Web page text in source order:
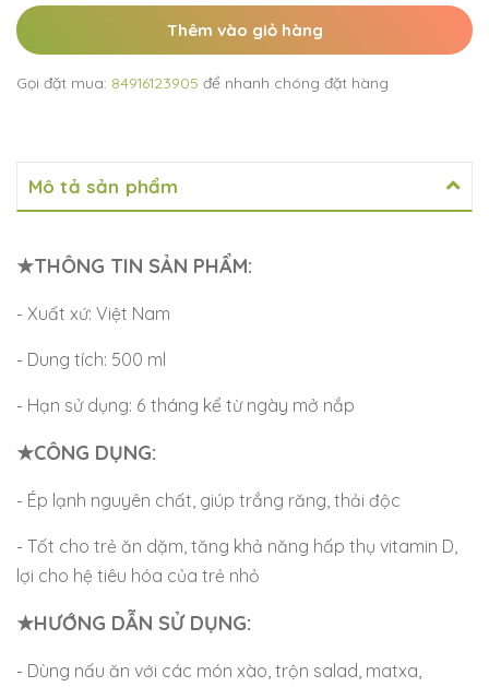
Thêm vào giỏ hàng
Gọi đặt mua: 84916123905 để nhanh chóng đặt hàng
Mô tả sản phẩm
★THÔNG TIN SẢN PHẨM:
- Xuất xứ: Việt Nam
- Dung tích: 500 ml
- Hạn sử dụng: 6 tháng kể từ ngày mở nắp
★CÔNG DỤNG:
- Ép lạnh nguyên chất, giúp trắng răng, thải độc
- Tốt cho trẻ ăn dặm, tăng khả năng hấp thụ vitamin D,
lợi cho hệ tiêu hóa của trẻ nhỏ
★HƯỚNG DẪN SỬ DỤNG:
- Dùng nấu ăn với các món xào, trộn salad, matxa,